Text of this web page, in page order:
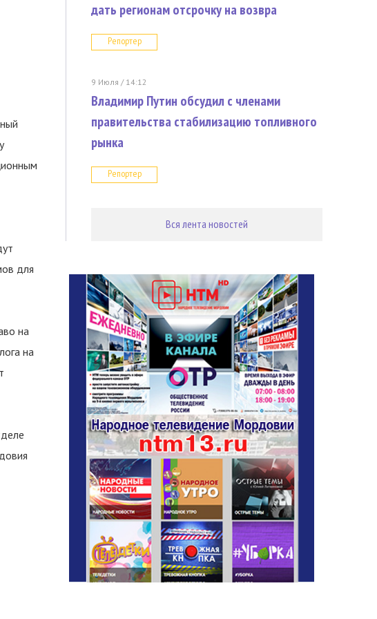
для
на
на
дать регионам отсрочку на возвра
Репортер
9 Июля / 14:12
Владимир Путин обсудил с членами
правительства стабилизацию топливного
рынка
Репортер
Вся лента новостей